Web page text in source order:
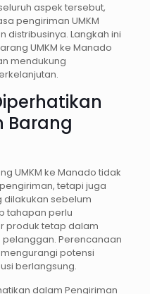
aspek tersebut,
pengiriman UMKM
distribusinya. Langkah ini
UMKM ke Manado
mendukung
Barang
UMKM ke Manado tidak
tetapi juga
sebelum
tahapan perlu
produk tetap dalam
Perencanaan
potensi
berlangsung.
dalam Pengiriman